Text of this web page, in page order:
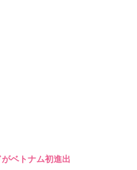
ベトナム初進出